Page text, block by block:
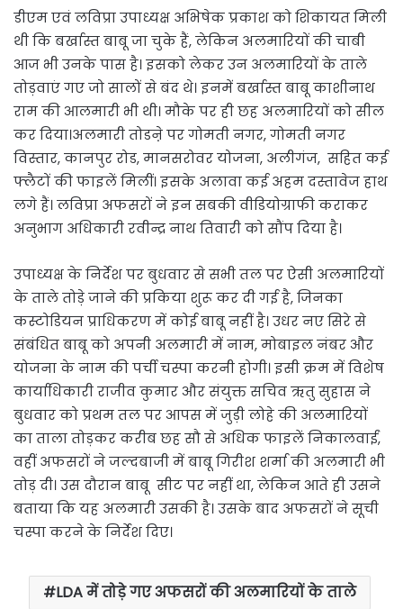
डीएम एवं लविप्रा उपाध्यक्ष अभिषेक प्रकाश को शिकायत मिली
थी कि बर्खास्त बाबू जा चुके हैं, लेकिन अलमारियों की चाबी
आज भी उनके पास है। इसको लेकर उन अलमारियों के ताले
तोड़वाएं गए जो सालों से बंद थे। इनमें बर्खास्त बाबू काशीनाथ
राम की आलमारी भी थी। मौके पर ही छह अलमारियों को सील
कर दिया।अलमारी तोडऩे पर गोमती नगर, गोमती नगर
विस्तार, कानपुर रोड, मानसरोवर योजना, अलीगंज, सहित कई
फ्लैटों की फाइलें मिलीं। इसके अलावा कई अहम दस्तावेज हाथ
लगे हैं। लविप्रा अफसरों ने इन सबकी वीडियोग्राफी कराकर
अनुभाग अधिकारी रवीन्द्र नाथ तिवारी को सौंप दिया है।
उपाध्यक्ष के निर्देश पर बुधवार से सभी तल पर ऐसी अलमारियों
के ताले तोड़े जाने की प्रकिया शुरू कर दी गई है, जिनका
कस्टोडियन प्राधिकरण में कोई बाबू नहीं है। उधर नए सिरे से
संबंधित बाबू को अपनी अलमारी में नाम, मोबाइल नंबर और
योजना के नाम की पर्ची चस्पा करनी होगी। इसी क्रम में विशेष
कार्याधिकारी राजीव कुमार और संयुक्त सचिव ऋतु सुहास ने
बुधवार को प्रथम तल पर आपस में जुड़ी लोहे की अलमारियों
का ताला तोड़कर करीब छह सौ से अधिक फाइलें निकालवाईं,
वहीं अफसरों ने जल्दबाजी में बाबू गिरीश शर्मा की अलमारी भी
तोड़ दी। उस दौरान बाबू सीट पर नहीं था, लेकिन आते ही उसने
बताया कि यह अलमारी उसकी है। उसके बाद अफसरों ने सूची
चस्पा करने के निर्देश दिए।
LDA में तोड़े गए अफसरों की अलमारियों के ताले